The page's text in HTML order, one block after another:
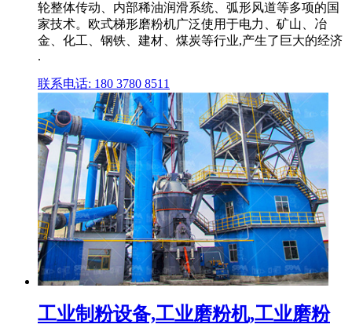
轮整体传动、内部稀油润滑系统、弧形风道等多项的国
家技术。欧式梯形磨粉机广泛使用于电力、矿山、冶
金、化工、钢铁、建材、煤炭等行业,产生了巨大的经济
.
联系电话: 180 3780 8511
工业制粉设备,工业磨粉机,工业磨粉